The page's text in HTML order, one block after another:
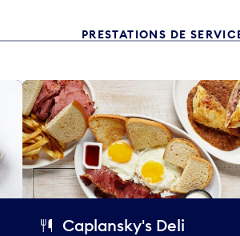
PRESTATIONS DE
Caplansky's Deli